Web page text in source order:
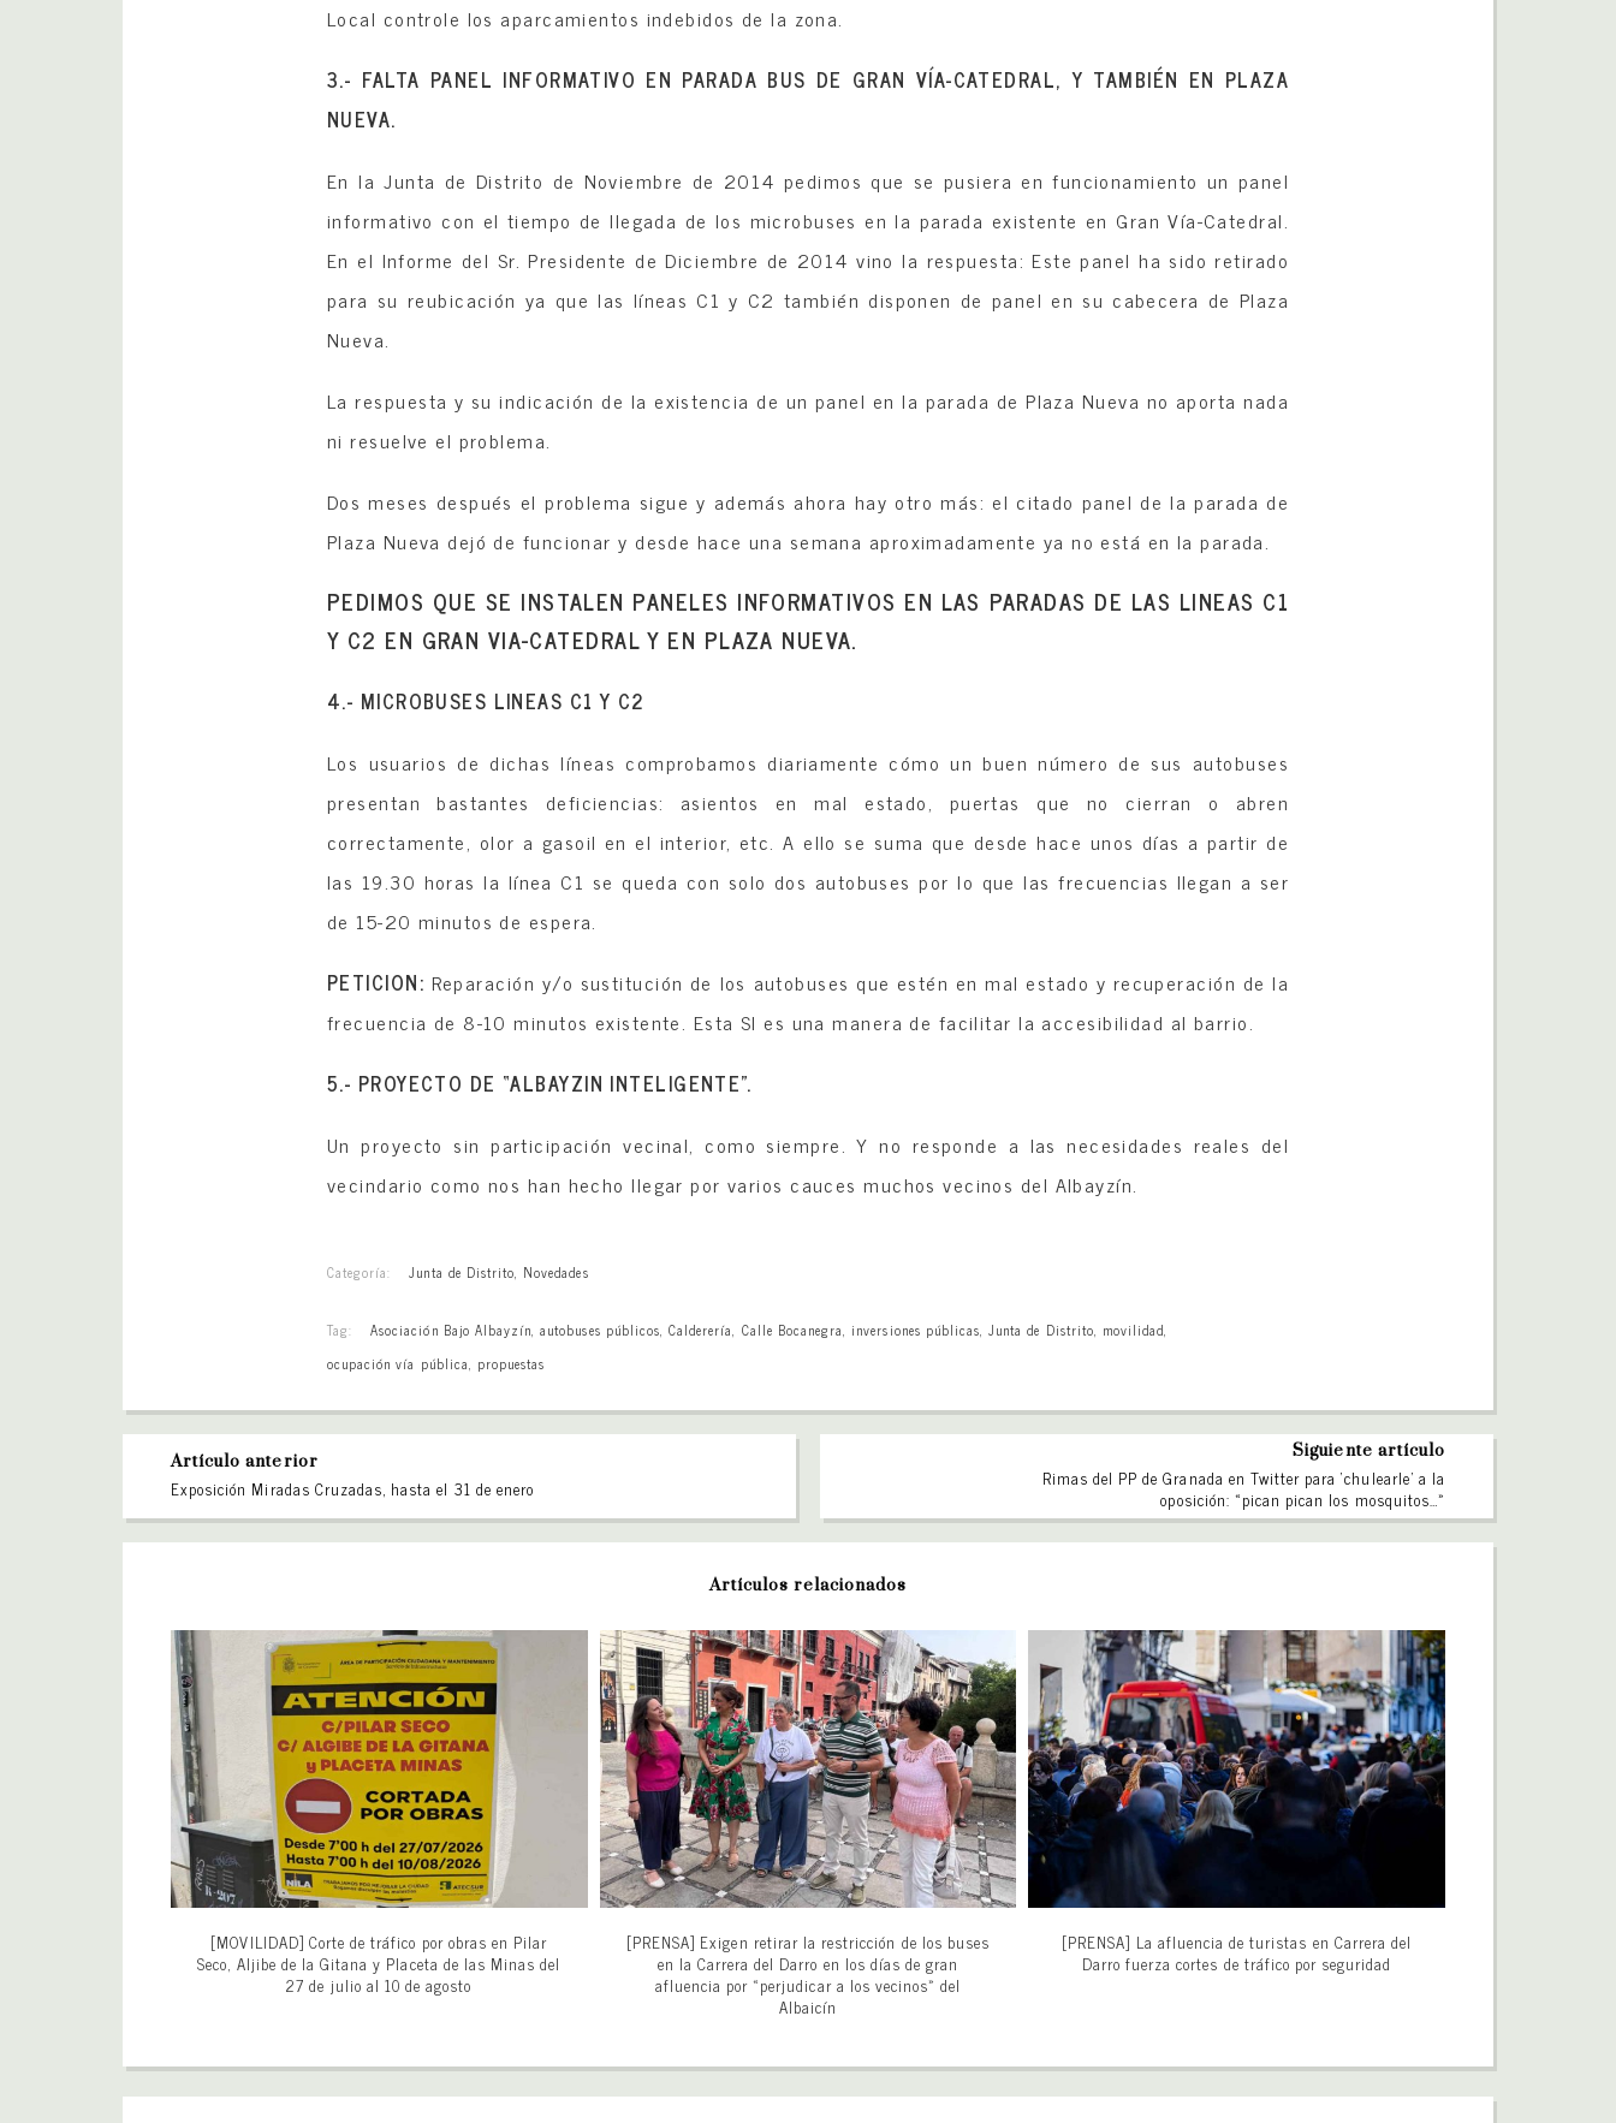
Local controle los aparcamientos indebidos de la zona.
3.- FALTA PANEL INFORMATIVO EN PARADA BUS DE GRAN VÍA-CATEDRAL, Y TAMBIÉN EN PLAZA
NUEVA.
En la Junta de Distrito de Noviembre de 2014 pedimos que se pusiera en funcionamiento un panel
informativo con el tiempo de llegada de los microbuses en la parada existente en Gran Vía-Catedral.
En el Informe del Sr. Presidente de Diciembre de 2014 vino la respuesta: Este panel ha sido retirado
para su reubicación ya que las líneas C1 y C2 también disponen de panel en su cabecera de Plaza
Nueva.
La respuesta y su indicación de la existencia de un panel en la parada de Plaza Nueva no aporta nada
ni resuelve el problema.
Dos meses después el problema sigue y además ahora hay otro más: el citado panel de la parada de
Plaza Nueva dejó de funcionar y desde hace una semana aproximadamente ya no está en la parada.
PEDIMOS QUE SE INSTALEN PANELES INFORMATIVOS EN LAS PARADAS DE LAS LINEAS C1
Y C2 EN GRAN VIA-CATEDRAL Y EN PLAZA NUEVA.
4.- MICROBUSES LINEAS C1 Y C2
Los usuarios de dichas líneas comprobamos diariamente cómo un buen número de sus autobuses
presentan bastantes deficiencias: asientos en mal estado, puertas que no cierran o abren
correctamente, olor a gasoil en el interior, etc. A ello se suma que desde hace unos días a partir de
las 19.30 horas la línea C1 se queda con solo dos autobuses por lo que las frecuencias llegan a ser
de 15-20 minutos de espera.
PETICION: Reparación y/o sustitución de los autobuses que estén en mal estado y recuperación de la
frecuencia de 8-10 minutos existente. Esta SI es una manera de facilitar la accesibilidad al barrio.
5.- PROYECTO DE “ALBAYZIN INTELIGENTE”.
Un proyecto sin participación vecinal, como siempre. Y no responde a las necesidades reales del
vecindario como nos han hecho llegar por varios cauces muchos vecinos del Albayzín.
Categoría: Junta de Distrito Novedades
Tag: Asociación Bajo Albayzín ,autobuses públicos ,Calderería Calle Bocanegra inversiones públicas ,Junta de Distrito movilidad
ocupación vía pública propuestas
Artículo anterior
Exposición Miradas Cruzadas, hasta el 31 de enero
Siguiente artículo
Rimas del PP de Granada en Twitter para ‘chulearle’ a la
oposición: «pican pican los mosquitos…»
Artículos relacionados
[MOVILIDAD] Corte de tráfico por obras en Pilar
Seco, Aljibe de la Gitana y Placeta de las Minas del
27 de julio al 10 de agosto
[PRENSA] Exigen retirar la restricción de los buses
en la Carrera del Darro en los días de gran
afluencia por «perjudicar a los vecinos» del
Albaicín
[PRENSA] La afluencia de turistas en Carrera del
Darro fuerza cortes de tráfico por seguridad